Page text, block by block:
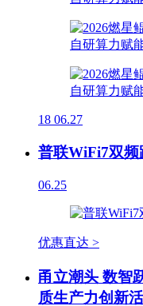
18 06.27
普联WiFi7双
06.25
优惠直达 >
甬立潮头 数智
质生产力创新